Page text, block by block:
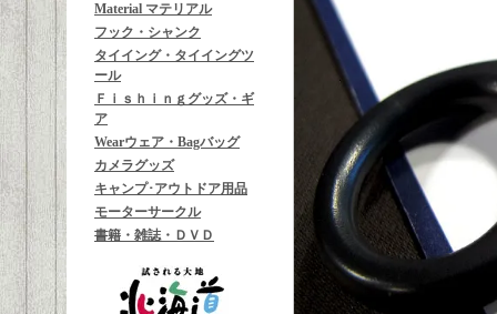
Material マテリアル
フック・シャンク
タイイング・タイイングツ
ール
Ｆｉｓｈｉｎｇグッズ・ギ
ア
Wearウェア・Bagバッグ
カメラグッズ
キャンプ･アウトドア用品
モーターサークル
書籍・雑誌・ＤＶＤ